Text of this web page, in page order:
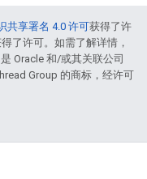
共享署名 4.0 许可获得了许
了许可。如需了解详情，
Oracle 和/或其关联公司
Group 的商标，经许可